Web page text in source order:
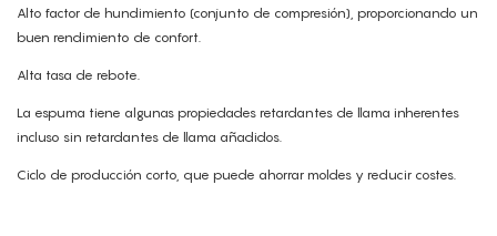
Alto factor de hundimiento (conjunto de compresión), proporcionando un
buen rendimiento de confort.
Alta tasa de rebote.
La espuma tiene algunas propiedades retardantes de llama inherentes
incluso sin retardantes de llama añadidos.
Ciclo de producción corto, que puede ahorrar moldes y reducir costes.